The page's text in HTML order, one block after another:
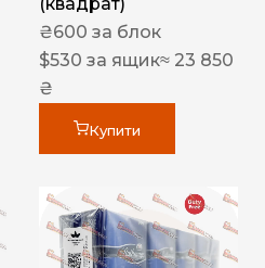
₴600 за блок
$530 за ящик≈ 23 850
₴
Купити